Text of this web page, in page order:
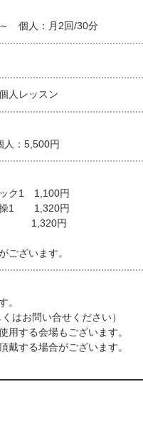
個人：月2回/30分
人レッスン
：5,500円
ク1 1,100円
操1 1,320円
編 1,320円
ございます。
。
はお問い合せください）
する会場もございます。
する場合がございます。